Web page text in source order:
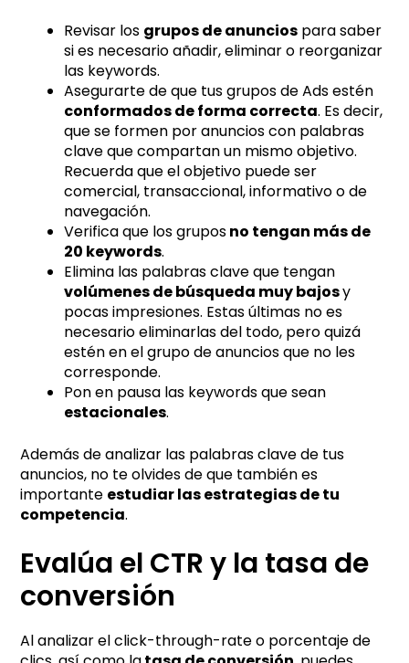
Revisar los grupos de anuncios para saber
si es necesario añadir, eliminar o reorganizar
las keywords.
Asegurarte de que tus grupos de Ads estén
conformados de forma correcta. Es decir,
que se formen por anuncios con palabras
clave que compartan un mismo objetivo.
Recuerda que el objetivo puede ser
comercial, transaccional, informativo o de
navegación.
Verifica que los gruposno tengan más de
20 keywords.
Elimina las palabras clave que tengan
volúmenes de búsqueda muy bajosy
pocas impresiones. Estas últimas no es
necesario eliminarlas del todo, pero quizá
estén en el grupo de anuncios que no les
corresponde.
Pon en pausa las keywords que sean
estacionales.
Además de analizar las palabras clave de tus
anuncios, no te olvides de que también es
importante estudiar las estrategias de tu
competencia.
Evalúa el CTR y la tasa de
conversión
Al analizar el click-through-rate o porcentaje de